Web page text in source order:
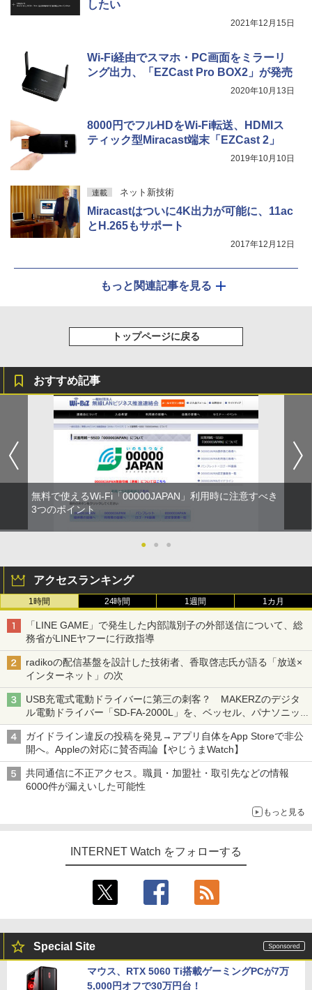
したい
2021年12月15日
Wi-Fi経由でスマホ・PC画面をミラーリ
ング出力、「EZCast Pro BOX2」が発売
2020年10月13日
8000円でフルHDをWi-Fi転送、HDMIス
ティック型Miracast端末「EZCast 2」
2019年10月10日
連載 ネット新技術
Miracastはついに4K出力が可能に、11ac
とH.265もサポート
2017年12月12日
もっと関連記事を見る
トップページに戻る
おすすめ記事
無料で使えるWi-Fi「00000JAPAN」利用時に注意すべき
3つのポイント
● ● ●
アクセスランキング
1時間 24時間 1週間 1カ月
「LINE GAME」で発生した内部識別子の外部送信について、総
務省がLINEヤフーに行政指導
radikoの配信基盤を設計した技術者、香取啓志氏が語る「放送×
インターネット」の次
USB充電式電動ドライバーに第三の刺客？ MAKERZのデジタ
ル電動ドライバー「SD-FA-2000L」を、ベッセル、パナソニッ
クと比較してみた 【テレワークグッズ・ミニレビュー 第165
回】
ガイドライン違反の投稿を発見→アプリ自体をApp Storeで非公
開へ。Appleの対応に賛否両論【やじうまWatch】
共同通信に不正アクセス。職員・加盟社・取引先などの情報
6000件が漏えいした可能性
もっと見る
INTERNET Watch をフォローする
Special Site
マウス、RTX 5060 Ti搭載ゲーミングPCが7万
5,000円オフで30万円台！